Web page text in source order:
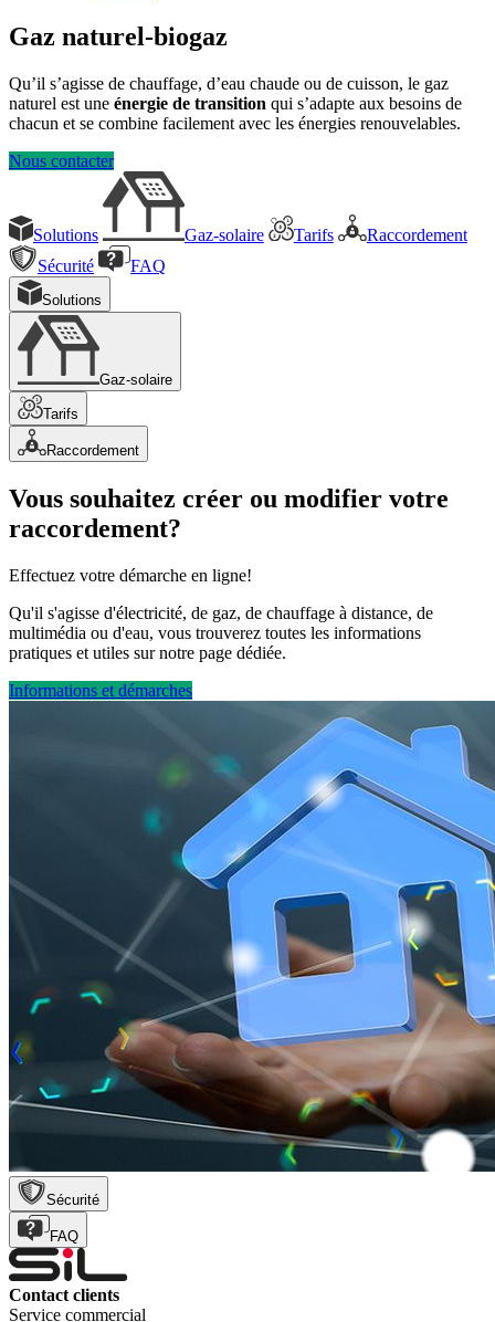
Gaz naturel-biogaz
Qu’il s’agisse de chauffage, d’eau chaude ou de cuisson, le gaz
naturel est une énergie de transition qui s’adapte aux besoins de
chacun et se combine facilement avec les énergies renouvelables.
Nous contacter
Solutions Gaz-solaire Tarifs
Raccordement
Sécurité
FAQ
Solutions
Gaz-solaire
Tarifs
Raccordement
Vous souhaitez créer ou modifier votre
raccordement?
Effectuez votre démarche en ligne!
Qu'il s'agisse d'électricité, de gaz, de chauffage à distance, de
multimédia ou d'eau, vous trouverez toutes les informations
pratiques et utiles sur notre page dédiée.
Informations et démarches
Sécurité
FAQ
Contact clients
Service commercial